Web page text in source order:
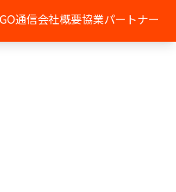
通信会社概要協業パートナー